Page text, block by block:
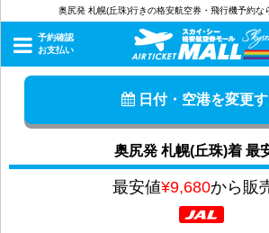
奥尻発 札幌(丘珠)行きの格安航空券・飛行機予約な
予約確認
お支払い
日付・空港を変更
奥尻発 札幌(丘珠)着 最
最安値¥9,680から販